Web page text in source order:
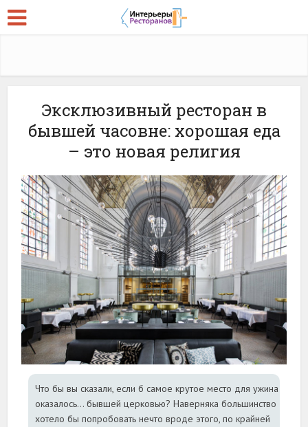
Эксклюзивный ресторан в
бывшей часовне: хорошая еда
– это новая религия
Что бы вы сказали, если б самое крутое место для ужина
оказалось… бывшей церковью? Наверняка большинство
хотело бы попробовать нечто вроде этого, по крайней